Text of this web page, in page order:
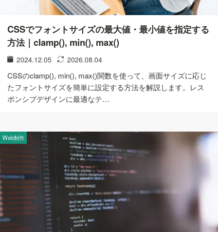
CSSでフォントサイズの最大値・最小値を指定する
方法｜clamp(), min(), max()
2024.12.05 2026.08.04
CSSのclamp(), min(), max()関数を使って、画面サイズに応じ
たフォントサイズを簡単に設定する方法を解説します。レス
ポンシブデザインに最適なテ…
Web制作